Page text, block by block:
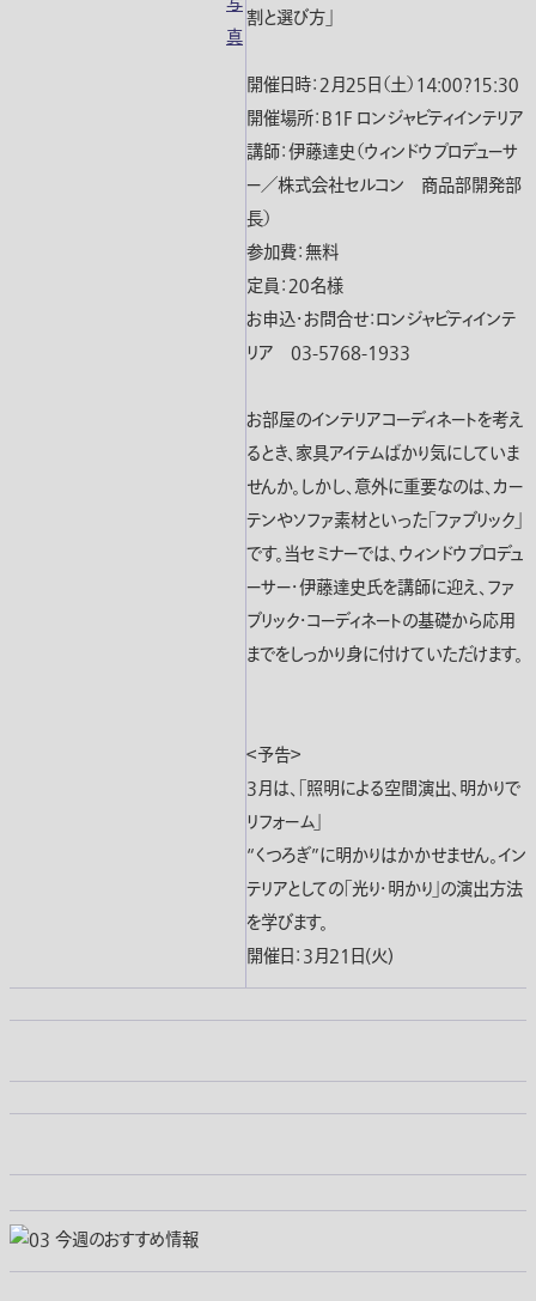
割と選び方」
開催日時：２月２５日（土）１４:００?１５:３０
開催場所：Ｂ１Ｆ ロンジャビティインテリア
講師：伊藤達史（ウィンドウプロデューサ
ー／株式会社セルコン 商品部開発部
長）
参加費：無料
定員：２０名様
お申込・お問合せ：ロンジャビティインテ
リア 03-5768-1933
お部屋のインテリアコーディネートを考え
るとき、家具アイテムばかり気にしていま
せんか。しかし、意外に重要なのは、カー
テンやソファ素材といった「ファブリック」
です。当セミナーでは、ウィンドウプロデュ
ーサー・伊藤達史氏を講師に迎え、ファ
ブリック・コーディネートの基礎から応用
までをしっかり身に付けていただけます。
＜予告＞
3月は、「照明による空間演出、明かりで
リフォーム」
“くつろぎ”に明かりはかかせません。イン
テリアとしての「光り・明かり」の演出方法
を学びます。
開催日：3月21日(火)